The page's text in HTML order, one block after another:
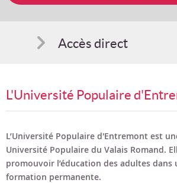
Accès direct
Suggestions
Bon cadeau
Programme en PDF
L'Université Populaire
L’Université Populaire d'Entremont est
Université Populaire du Valais Romand.
promouvoir l’éducation des adultes dans
formation permanente.